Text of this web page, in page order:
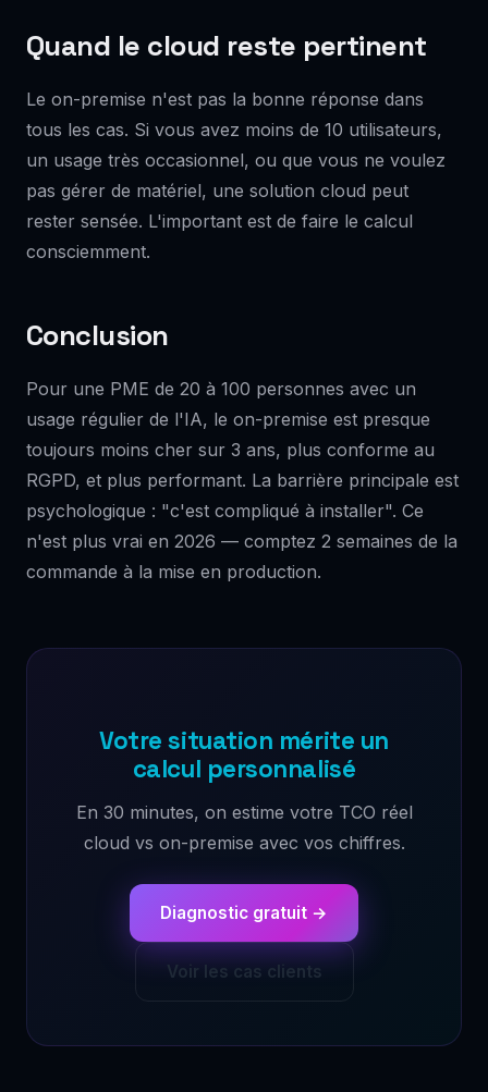
Quand le cloud reste pertinent
Le on-premise n'est pas la bonne réponse dans
tous les cas. Si vous avez moins de 10 utilisateurs,
un usage très occasionnel, ou que vous ne voulez
pas gérer de matériel, une solution cloud peut
rester sensée. L'important est de faire le calcul
consciemment.
Conclusion
Pour une PME de 20 à 100 personnes avec un
usage régulier de l'IA, le on-premise est presque
toujours moins cher sur 3 ans, plus conforme au
RGPD, et plus performant. La barrière principale est
psychologique : "c'est compliqué à installer". Ce
n'est plus vrai en 2026 — comptez 2 semaines de la
commande à la mise en production.
Votre situation mérite un
calcul personnalisé
En 30 minutes, on estime votre TCO réel
cloud vs on-premise avec vos chiffres.
Diagnostic gratuit →
Voir les cas clients